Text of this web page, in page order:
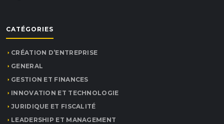
CATÉGORIES
CRÉATION D’ENTREPRISE
GENERAL
GESTION ET FINANCES
INNOVATION ET TECHNOLOGIE
JURIDIQUE ET FISCALITÉ
LEADERSHIP ET MANAGEMENT